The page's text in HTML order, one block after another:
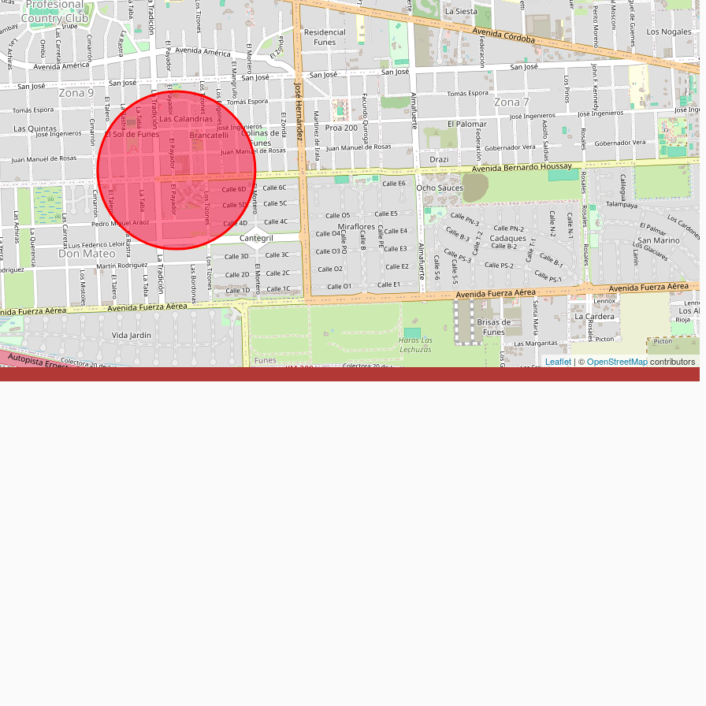
Leaflet | ©OpenStreetMapcontributors